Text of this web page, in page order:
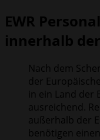
EWR
innerhalb der
Nach dem
der
in ein Land der
ausreichend.
außerhalb der
benötigen